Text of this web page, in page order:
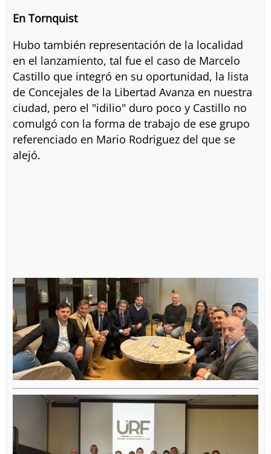
En Tornquist
Hubo también representación de la localidad
en el lanzamiento, tal fue el caso de Marcelo
Castillo que integró en su oportunidad, la lista
de Concejales de la Libertad Avanza en nuestra
ciudad, pero el "idilio" duro poco y Castillo no
comulgó con la forma de trabajo de ese grupo
referenciado en Mario Rodriguez del que se
alejó.